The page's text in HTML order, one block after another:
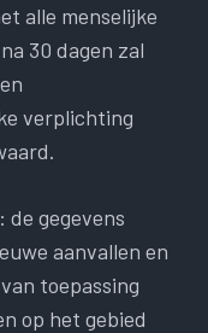
alle menselijke
30 dagen zal
verplichting
de gegevens
aanvallen en
toepassing
op het gebied